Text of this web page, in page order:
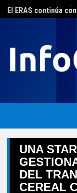
Skip
to
El ERAS continúa
UNA
DEL
CEREAL